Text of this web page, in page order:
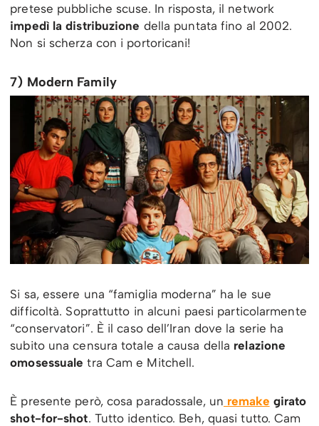
pretese pubbliche scuse. In risposta, il network
impedì la distribuzione della puntata fino al 2002.
Non si scherza con i portoricani!
7) Modern Family
Si sa, essere una “famiglia moderna” ha le sue
difficoltà. Soprattutto in alcuni paesi particolarmente
“conservatori”. È il caso dell’Iran dove la serie ha
subito una censura totale a causa della relazione
omosessuale tra Cam e Mitchell.
È presente però, cosa paradossale, un remake girato
shot-for-shot. Tutto identico. Beh, quasi tutto. Cam